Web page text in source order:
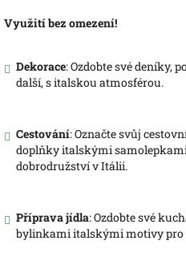
Využití bez omezení!
Dekorace: Ozdobte své deníky,
další, s italskou atmosférou.
Cestování: Označte svůj
doplňky italskými
dobrodružství v Itálii.
Příprava jídla: Ozdobte své
bylinkami italskými motivy pro